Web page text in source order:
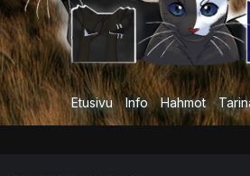
Etusivu Info Hahmot